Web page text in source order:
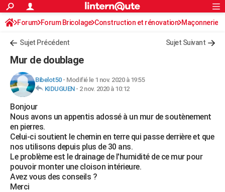
ACTUALITÉS
Politique
Société
Faits Divers
Education
Monde
Villes
+
FINANCE
Retraite
Impôts
Epargne
Immobilier
Risques naturels par ville
Banque
Assurance
Crédit
AUTO
Essais
Réserver un essai
Citadines
Berlines
SUV
Forum auto
+HIGH-TECH
Mobiles
Meilleur smartphone
Internet
Ordinateurs
Jeux vidéo
Guide high-tech
+BRICOLAGE
Forum
Aménagement intérieur
Extérieur
Cuisine
Salle de bains
Jardinage
Rangement
WEEK-END
Guides de France
Escapades
Patrimoine
Expositions
Musées
Week-end nature
+LIFESTYLE
Rechercher
S'inscrire
Connexion
Forum Forum Bricolage Construction et rénovation Maçonnerie
Sujet Précédent Sujet Suivant
Mur de doublage
Bibelot50- Modifié le 1 nov. 2020 à 19:55
KIDUGUEN- 2 nov. 2020 à 10:12
Bonjour
Nous avons un appentis adossé à un mur de soutènement
en pierres.
Celui-ci soutient le chemin en terre qui passe derrière et que
nos utilisons depuis plus de 30 ans.
Le problème est le drainage de l'humidité de ce mur pour
pouvoir monter une cloison intérieure.
Avez vous des conseils ?
Merci